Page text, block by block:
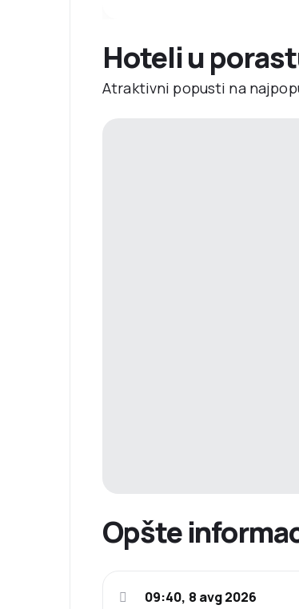
Hoteli u
Atraktivni popusti na
Opšte
09:40, 8 avg 2026